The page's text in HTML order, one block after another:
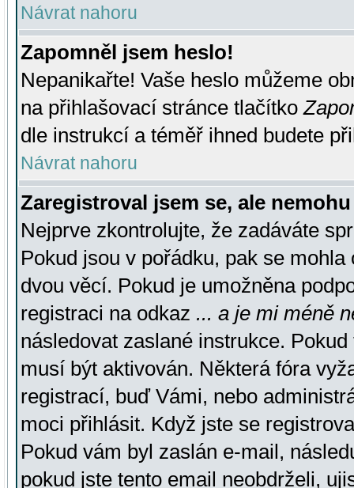
Návrat nahoru
Zapomněl jsem heslo!
Nepanikařte! Vaše heslo můžeme
na přihlašovací stránce tlačítko
dle instrukcí a téměř ihned budete
Návrat nahoru
Zaregistroval jsem se, ale
Nejprve zkontrolujte, že zadáváte
Pokud jsou v pořádku, pak se
dvou věcí. Pokud je umožněna
registraci na odkaz ... a je mi méně
následovat zaslané instrukce.
musí být aktivován. Některá fóra
registrací, buď Vámi, nebo
moci přihlásit. Když jste se
Pokud vám byl zaslán e-mail,
pokud jste tento email neobdrželi,